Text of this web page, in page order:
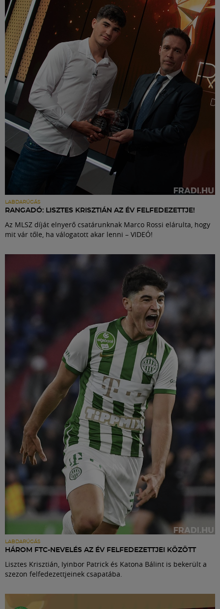
LABDARÚGÁS
RANGADÓ: LISZTES KRISZTIÁN AZ ÉV FELFEDEZETTJE!
Az MLSZ díját elnyerő csatárunknak Marco Rossi elárulta, hogy
mit vár tőle, ha válogatott akar lenni – VIDEÓ!
LABDARÚGÁS
HÁROM FTC-NEVELÉS AZ ÉV FELFEDEZETTJEI KÖZÖTT
Lisztes Krisztián, Iyinbor Patrick és Katona Bálint is bekerült a
szezon felfedezettjeinek csapatába.